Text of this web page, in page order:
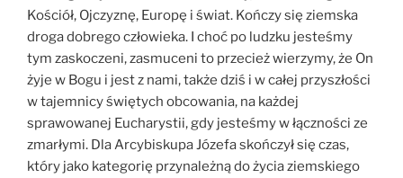
Kościół, Ojczyznę, Europę i świat. Kończy się ziemska
droga dobrego człowieka. I choć po ludzku jesteśmy
tym zaskoczeni, zasmuceni to przecież wierzymy, że On
żyje w Bogu i jest z nami, także dziś i w całej przyszłości
w tajemnicy świętych obcowania, na każdej
sprawowanej Eucharystii, gdy jesteśmy w łączności ze
zmarłymi. Dla Arcybiskupa Józefa skończył się czas,
który jako kategorię przynależną do życia ziemskiego